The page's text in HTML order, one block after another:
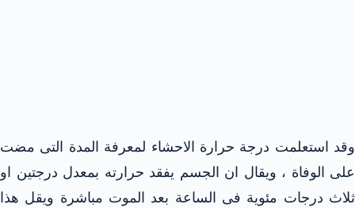
وقد استعلمت درجة حرارة الاحشاء لمعرفة المدة التى مضت
على الوفاة ، ويقال ان الجسم يفقد حرارته بمعدل درجتين او
ثلاث درجات مئوية فى الساعة بعد الموت مباشرة ويقل هذا